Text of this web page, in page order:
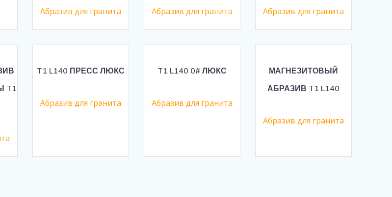
Абразив для гранита Абразив для гранита Абразив для гранита
T1
T1 L140 ПРЕСС ЛЮКС
Абразив для гранита
T1 L140 0# ЛЮКС
Абразив для гранита
МАГНЕЗИТОВЫЙ
АБРАЗИВ T1 L140
Абразив для гранита